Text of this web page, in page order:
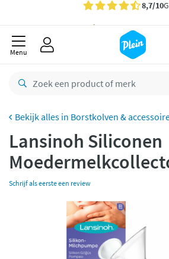
Gratisbezorging vanaf
Bestelling uiterlijkzaterdag
Gratisretourneren
Betaal met Klarna
Menu
Borstkolven &
Lansinoh Siliconen
Schrijf als eerste een review